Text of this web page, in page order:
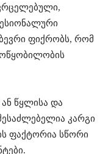
ფიქრობს, რომ
წყლისა და
კარგი
ფაქტორია სწორი